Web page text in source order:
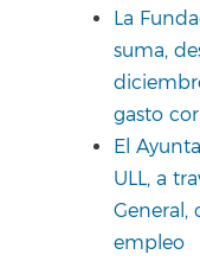
La
suma,
gasto
El
ULL, a
General,
empleo